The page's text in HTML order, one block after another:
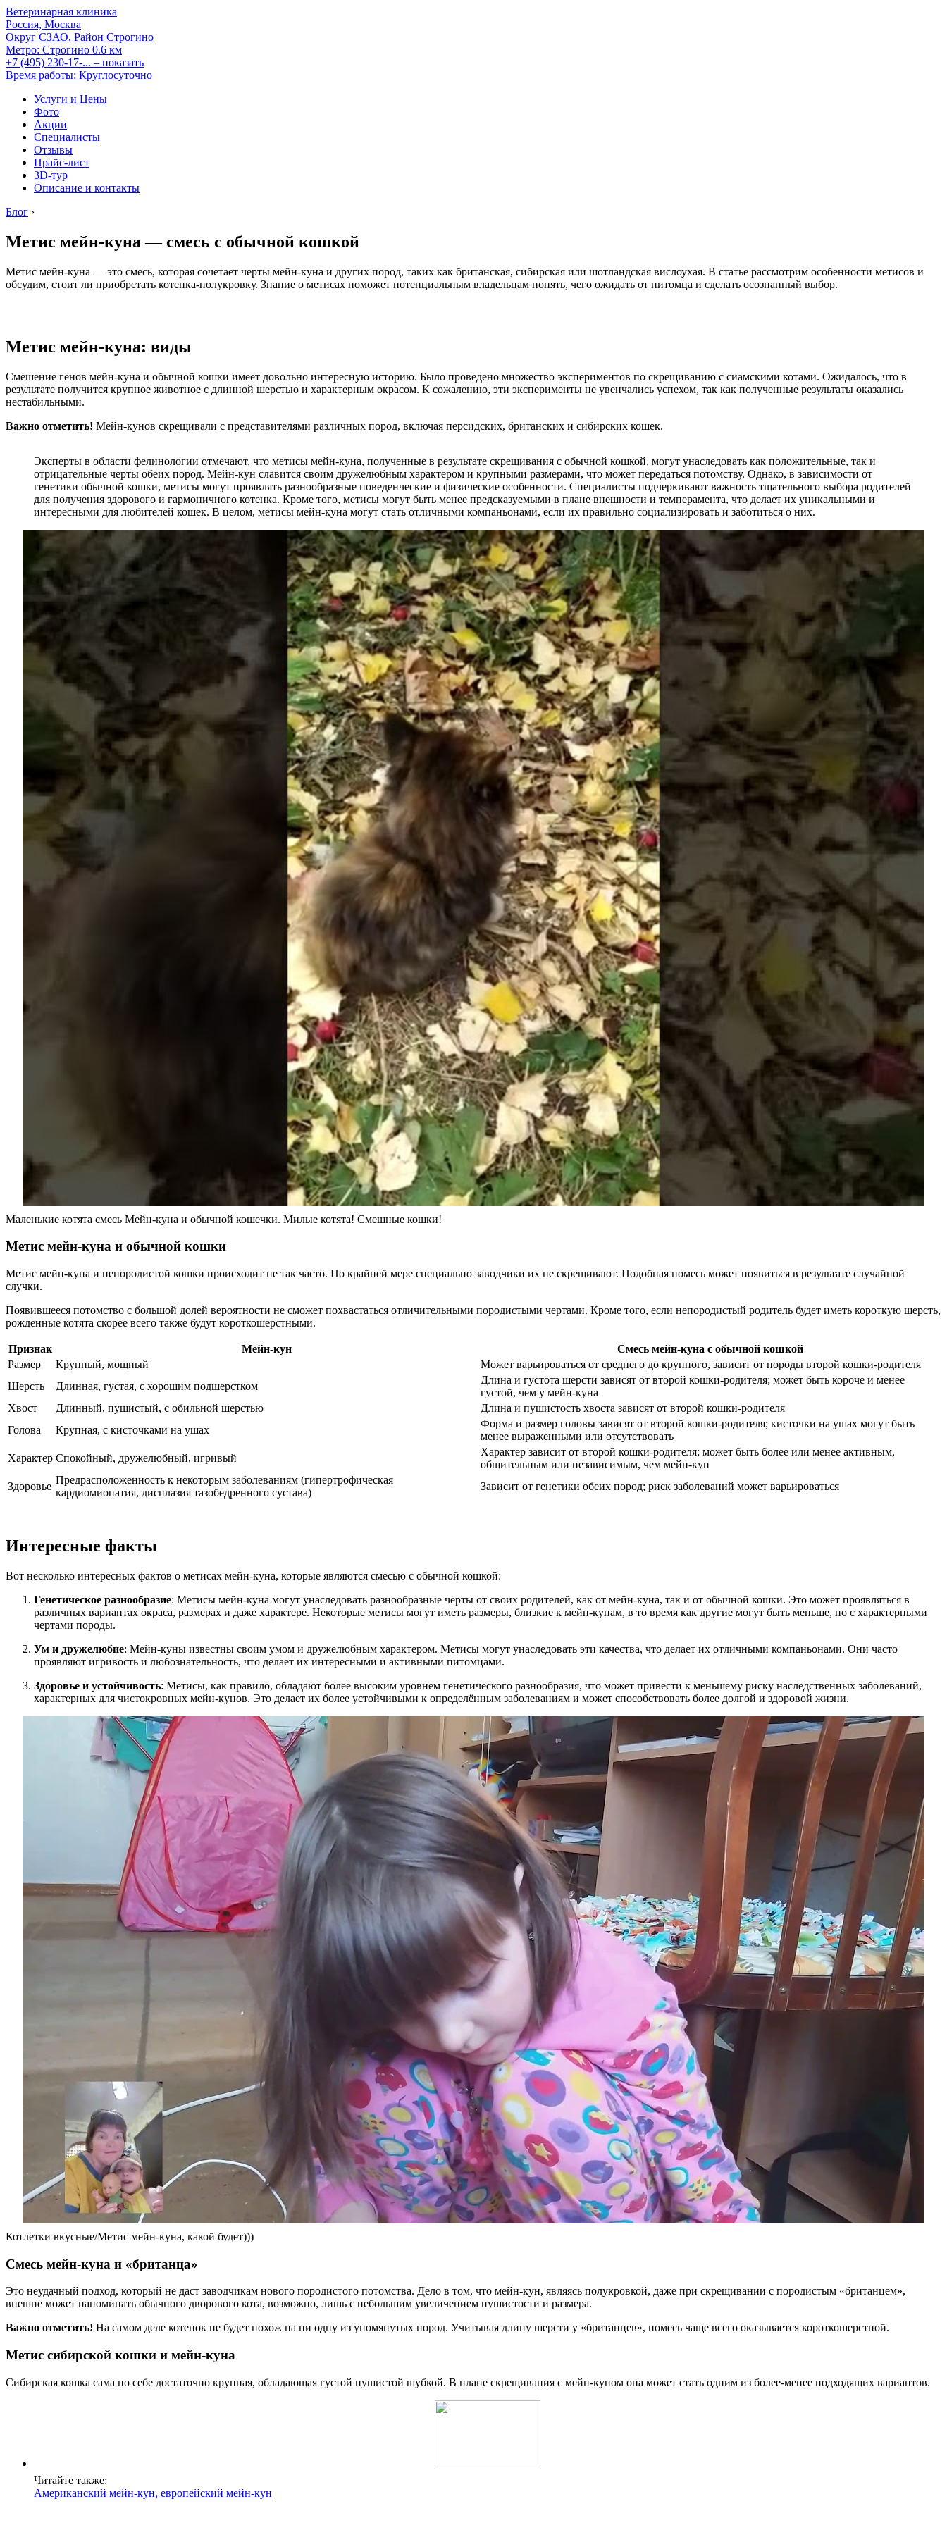
Ветеринарная клиника
Россия, Москва
Округ СЗАО, Район Строгино
Метро: Строгино 0.6 км
+7 (495) 230-17-... – показать
Время работы: Круглосуточно
Услуги и Цены
Фото
Акции
Специалисты
Отзывы
Прайс-лист
3D-тур
Описание и контакты
Блог ›
Метис мейн-куна — смесь с обычной кошкой
Метис мейн-куна — это смесь, которая сочетает черты мейн-куна и других пород, таких как британская, сибирская или шотландская вислоухая. В статье рассмотрим особенности метисов и
обсудим, стоит ли приобретать котенка-полукровку. Знание о метисах поможет потенциальным владельцам понять, чего ожидать от питомца и сделать осознанный выбор.
Метис мейн-куна: виды
Смешение генов мейн-куна и обычной кошки имеет довольно интересную историю. Было проведено множество экспериментов по скрещиванию с сиамскими котами. Ожидалось, что в
результате получится крупное животное с длинной шерстью и характерным окрасом. К сожалению, эти эксперименты не увенчались успехом, так как полученные результаты оказались
нестабильными.
Важно отметить! Мейн-кунов скрещивали с представителями различных пород, включая персидских, британских и сибирских кошек.
Эксперты в области фелинологии отмечают, что метисы мейн-куна, полученные в результате скрещивания с обычной кошкой, могут унаследовать как положительные, так и
отрицательные черты обеих пород. Мейн-кун славится своим дружелюбным характером и крупными размерами, что может передаться потомству. Однако, в зависимости от
генетики обычной кошки, метисы могут проявлять разнообразные поведенческие и физические особенности. Специалисты подчеркивают важность тщательного выбора родителей
для получения здорового и гармоничного котенка. Кроме того, метисы могут быть менее предсказуемыми в плане внешности и темперамента, что делает их уникальными и
интересными для любителей кошек. В целом, метисы мейн-куна могут стать отличными компаньонами, если их правильно социализировать и заботиться о них.
Маленькие котята смесь Мейн-куна и обычной кошечки. Милые котята! Смешные кошки!
Метис мейн-куна и обычной кошки
Метис мейн-куна и непородистой кошки происходит не так часто. По крайней мере специально заводчики их не скрещивают. Подобная помесь может появиться в результате случайной
случки.
Появившееся потомство с большой долей вероятности не сможет похвастаться отличительными породистыми чертами. Кроме того, если непородистый родитель будет иметь короткую шерсть,
рожденные котята скорее всего также будут короткошерстными.
Признак Мейн-кун
Смесь мейн-куна с обычной кошкой
Размер
Крупный, мощный
Может варьироваться от среднего до крупного, зависит от породы второй кошки-родителя
Шерсть
Длинная, густая, с хорошим подшерстком
Длина и густота шерсти зависят от второй кошки-родителя; может быть короче и менее
густой, чем у мейн-куна
Хвост
Длинный, пушистый, с обильной шерстью
Длина и пушистость хвоста зависят от второй кошки-родителя
Голова
Крупная, с кисточками на ушах
Форма и размер головы зависят от второй кошки-родителя; кисточки на ушах могут быть
менее выраженными или отсутствовать
Характер Спокойный, дружелюбный, игривый
Характер зависит от второй кошки-родителя; может быть более или менее активным,
общительным или независимым, чем мейн-кун
Здоровье
Предрасположенность к некоторым заболеваниям (гипертрофическая
кардиомиопатия, дисплазия тазобедренного сустава)
Зависит от генетики обеих пород; риск заболеваний может варьироваться
Интересные факты
Вот несколько интересных фактов о метисах мейн-куна, которые являются смесью с обычной кошкой:
Генетическое разнообразие: Метисы мейн-куна могут унаследовать разнообразные черты от своих родителей, как от мейн-куна, так и от обычной кошки. Это может проявляться в
различных вариантах окраса, размерах и даже характере. Некоторые метисы могут иметь размеры, близкие к мейн-кунам, в то время как другие могут быть меньше, но с характерными
чертами породы.
Ум и дружелюбие: Мейн-куны известны своим умом и дружелюбным характером. Метисы могут унаследовать эти качества, что делает их отличными компаньонами. Они часто
проявляют игривость и любознательность, что делает их интересными и активными питомцами.
Здоровье и устойчивость: Метисы, как правило, обладают более высоким уровнем генетического разнообразия, что может привести к меньшему риску наследственных заболеваний,
характерных для чистокровных мейн-кунов. Это делает их более устойчивыми к определённым заболеваниям и может способствовать более долгой и здоровой жизни.
Котлетки вкусные/Метис мейн-куна, какой будет)))
Смесь мейн-куна и «британца»
Это неудачный подход, который не даст заводчикам нового породистого потомства. Дело в том, что мейн-кун, являясь полукровкой, даже при скрещивании с породистым «британцем»,
внешне может напоминать обычного дворового кота, возможно, лишь с небольшим увеличением пушистости и размера.
Важно отметить! На самом деле котенок не будет похож на ни одну из упомянутых пород. Учитывая длину шерсти у «британцев», помесь чаще всего оказывается короткошерстной.
Метис сибирской кошки и мейн-куна
Сибирская кошка сама по себе достаточно крупная, обладающая густой пушистой шубкой. В плане скрещивания с мейн-куном она может стать одним из более-менее подходящих вариантов.
Читайте также:
Американский мейн-кун, европейский мейн-кун